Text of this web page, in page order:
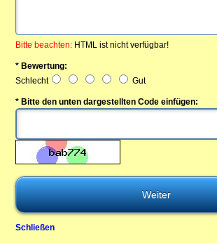
Bitte beachten: HTML ist nicht verfügbar!
* Bewertung:
Schlecht
Gut
* Bitte den unten dargestellten Code einfügen:
Schließen